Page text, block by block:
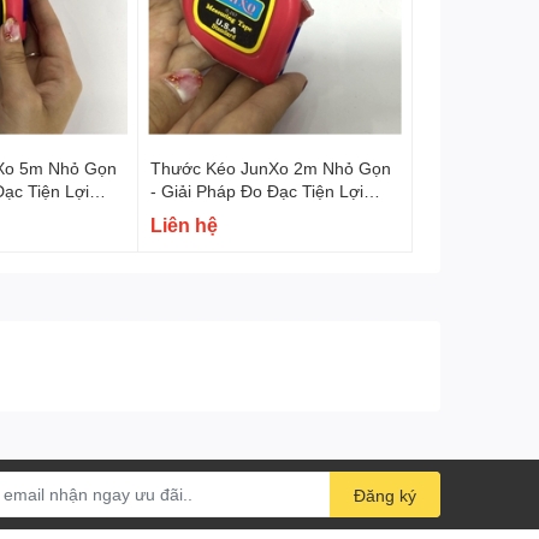
đã tích hợp một khóa an toàn để đảm bảo dao
sắc bén hơn
5m Nhỏ Gọn
Tiện Lợi
Thước Kéo JunXo 2m Nhỏ Gọn
- Giải Pháp Đo Đạc Tiện Lợi
Cho Mọi Ngành Nghề
Liên hệ
Đăng ký